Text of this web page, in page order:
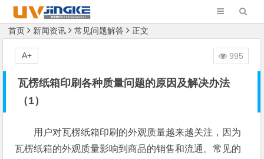
首页 新闻资讯 常见问题解答 正文
瓦楞纸箱印刷各种质量问题的原因及解决办法
（1）
用户对瓦楞纸箱印刷的外观质量越来越关注，因为
瓦楞纸箱的外观质量影响到商品的销售和流通。常见的
995
A+